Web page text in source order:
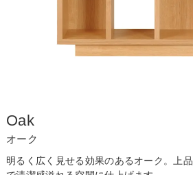
Oak
オーク
明るく広く見せる効果のあるオーク。上品